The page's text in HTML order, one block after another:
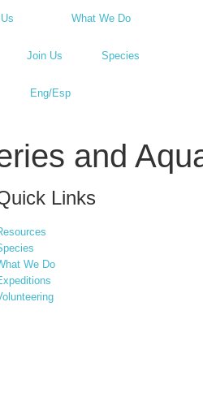
What We Do
Join Us Species
Eng/Esp
and
Links
We Do